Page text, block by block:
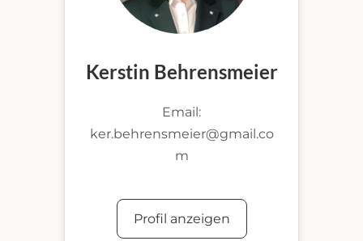
Kerstin Behrensmeier
Email:
ker.behrensmeier@gmail.co
m
Profil anzeigen